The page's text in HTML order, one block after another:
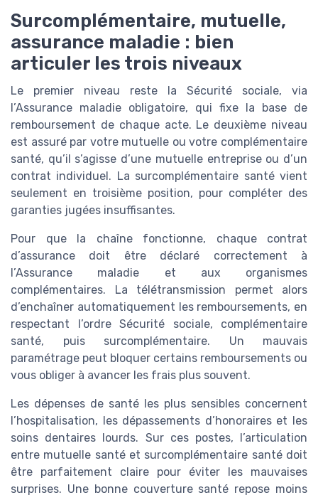
Surcomplémentaire, mutuelle,
assurance maladie : bien
articuler les trois niveaux
Le premier niveau reste la Sécurité sociale, via
l’Assurance maladie obligatoire, qui fixe la base de
remboursement de chaque acte. Le deuxième niveau
est assuré par votre mutuelle ou votre complémentaire
santé, qu’il s’agisse d’une mutuelle entreprise ou d’un
contrat individuel. La surcomplémentaire santé vient
seulement en troisième position, pour compléter des
garanties jugées insuffisantes.
Pour que la chaîne fonctionne, chaque contrat
d’assurance doit être déclaré correctement à
l’Assurance maladie et aux organismes
complémentaires. La télétransmission permet alors
d’enchaîner automatiquement les remboursements, en
respectant l’ordre Sécurité sociale, complémentaire
santé, puis surcomplémentaire. Un mauvais
paramétrage peut bloquer certains remboursements ou
vous obliger à avancer les frais plus souvent.
Les dépenses de santé les plus sensibles concernent
l’hospitalisation, les dépassements d’honoraires et les
soins dentaires lourds. Sur ces postes, l’articulation
entre mutuelle santé et surcomplémentaire santé doit
être parfaitement claire pour éviter les mauvaises
surprises. Une bonne couverture santé repose moins